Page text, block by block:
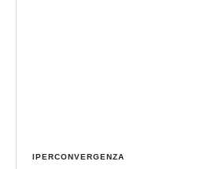
IPERCONVERGENZA